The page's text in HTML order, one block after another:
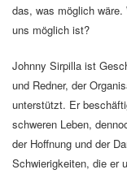
das, was möglich
uns möglich ist?
Johnny Sirpilla ist
und Redner, der
unterstützt. Er
schweren Leben,
der Hoffnung und der
Schwierigkeiten, die er